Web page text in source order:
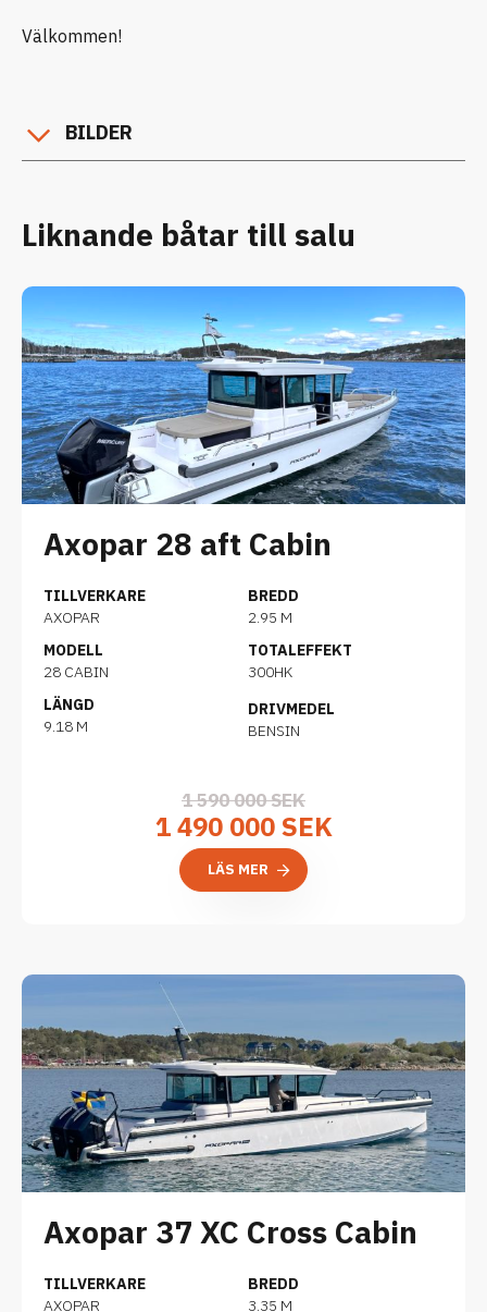
Välkommen!
BILDER
Liknande båtar till salu
Axopar 28 aft Cabin
TILLVERKARE
AXOPAR
MODELL
28 CABIN
LÄNGD
9.18 M
BREDD
2.95 M
TOTALEFFEKT
300HK
DRIVMEDEL
BENSIN
1 590 000 SEK
1 490 000 SEK
LÄS MER
Axopar 37 XC Cross Cabin
TILLVERKARE
AXOPAR
BREDD
3.35 M